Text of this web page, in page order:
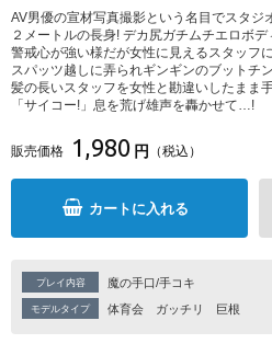
AV男優の宣材写真撮影という名目でスタジ
２メートルの長身! デカ尻ガチムチエロボデ
警戒心が強い様だが女性に見えるスタッフ
スパッツ越しに弄られギンギンのブットチ
髪の長いスタッフを女性と勘違いしたまま
「サイコー!」息を荒げ雄声を轟かせて…!
販売価格 1,980 円 （税込）
カートに入れる
プレイ内容 魔の手口/手コキ
モデルタイプ 体育会 ガッチリ 巨根